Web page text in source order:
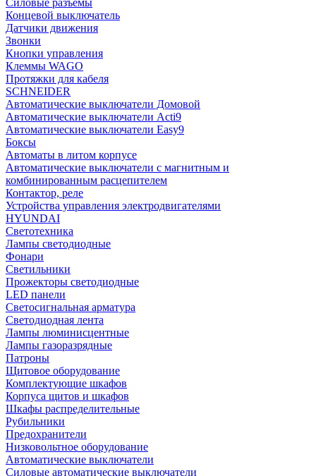
Силовые разъемы
Концевой выключатель
Датчики движения
Звонки
Кнопки управления
Клеммы WAGO
Протяжки для кабеля
SCHNEIDER
Автоматические выключатели Домовой
Автоматические выключатели Acti9
Автоматические выключатели Easy9
Боксы
Автоматы в литом корпусе
Автоматические выключатели с магнитным и
комбинированным расцепителем
Контактор, реле
Устройства управления электродвигателями
HYUNDAI
Светотехника
Лампы светодиодные
Фонари
Светильники
Прожекторы светодиодные
LED панели
Светосигнальная арматура
Светодиодная лента
Лампы люминисцентные
Лампы газоразрядные
Патроны
Щитовое оборудование
Комплектующие шкафов
Корпуса щитов и шкафов
Шкафы распределительные
Рубильники
Предохранители
Низковольтное оборудование
Автоматические выключатели
Силовые автоматические выключатели